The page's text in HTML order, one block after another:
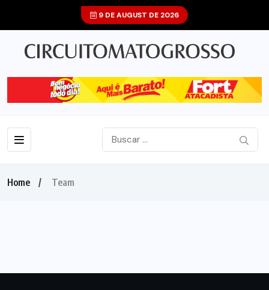
9 DE AUGUST DE 2026
Home Team